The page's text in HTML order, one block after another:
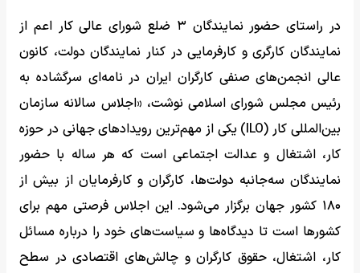
در راستای حضور نمایندگان ۳ ضلع شورای عالی کار اعم از
نمایندگان کارگری و کارفرمایی در کنار نمایندگان دولت، کانون
عالی انجمن‌های صنفی کارگران ایران در نامه‌ای سرگشاده به
رئیس مجلس شورای اسلامی نوشت، «اجلاس سالانه سازمان
بین‌المللی کار (ILO) یکی از مهم‌ترین رویدادهای جهانی در حوزه
کار، اشتغال و عدالت اجتماعی است که هر ساله با حضور
نمایندگان سه‌جانبه دولت‌ها، کارگران و کارفرمایان از بیش از
۱۸۰ کشور جهان برگزار می‌شود. این اجلاس فرصتی مهم برای
کشورها است تا دیدگاه‌ها و سیاست‌های خود را درباره مسائل
کار، اشتغال، حقوق کارگران و چالش‌های اقتصادی در سطح